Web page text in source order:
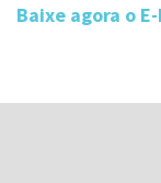
Baixe agora o